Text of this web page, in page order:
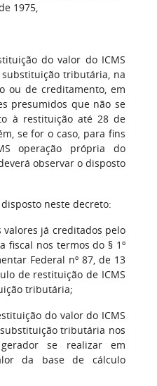
1975,
do valor do ICMS
tributária, na
ou de creditamento, em
presumidos que não se
à restituição até 28 de
se for o caso, para fins
operação própria do
observar o disposto
neste decreto:
valores já creditados pelo
fiscal nos termos do § 1º
Federal nº 87, de 13
de restituição de ICMS
tributária;
do valor do ICMS
tributária nos
se realizar em
da base de cálculo